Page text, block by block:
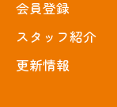
会員登録
スタッフ紹介
更新情報